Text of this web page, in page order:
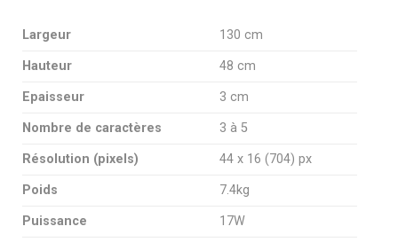
Largeur 130 cm
Hauteur 48 cm
Epaisseur 3 cm
Nombre de caractères 3 à 5
Résolution (pixels) 44 x 16 (704) px
Poids 7.4kg
Puissance 17W